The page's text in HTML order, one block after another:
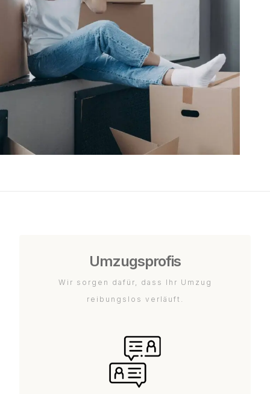
Umzugsprofis
Wir sorgen dafür, dass Ihr Umzug
reibungslos verläuft.